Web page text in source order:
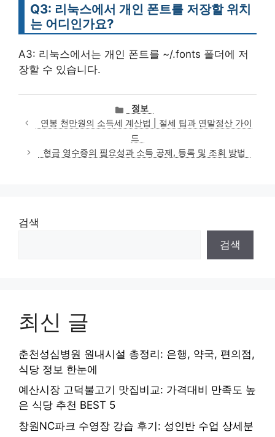
Q3: 리눅스에서 개인 폰트를 저장할 위치
는 어디인가요?
A3: 리눅스에서는 개인 폰트를 ~/.fonts 폴더에 저
장할 수 있습니다.
카
테
고
리
정보
연봉 천만원의 소득세 계산법 | 절세 팁과 연말정산 가이
드
현금 영수증의 필요성과 소득 공제, 등록 및 조회 방법
검색
검색
최신 글
춘천성심병원 원내시설 총정리: 은행, 약국, 편의점,
식당 정보 한눈에
예산시장 고덕불고기 맛집비교: 가격대비 만족도 높
은 식당 추천 BEST 5
창원NC파크 수영장 강습 후기: 성인반 수업 상세분